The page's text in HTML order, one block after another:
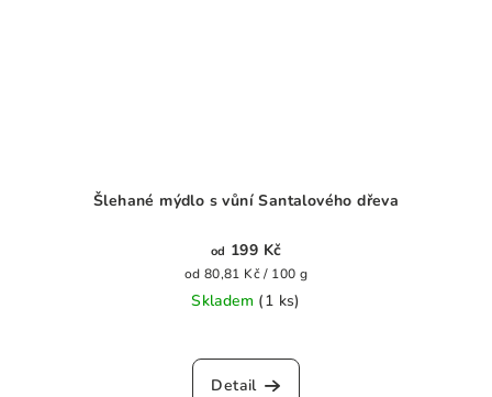
Šlehané mýdlo s vůní Santalového dřeva
od 199 Kč
Měrná
cena:
od 80,81 Kč / 100 g
Skladem (1 ks)
hodnocení
produktu
Detail